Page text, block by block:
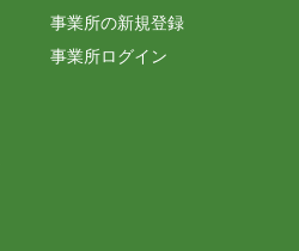
事業所の新規登録
事業所ログイン